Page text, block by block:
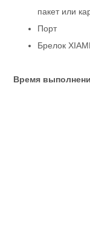
пакет или
Порт
Брелок
Время